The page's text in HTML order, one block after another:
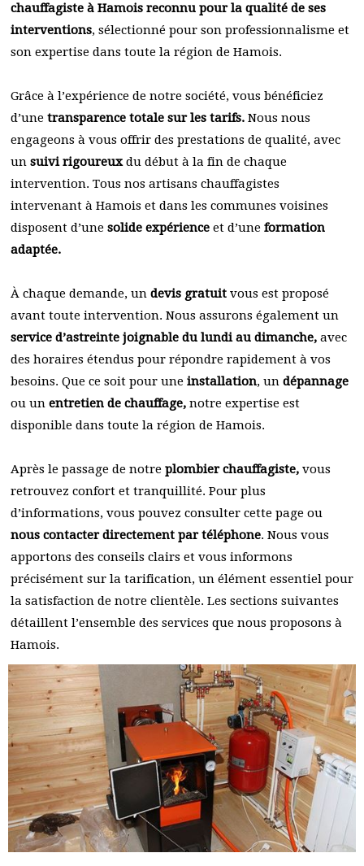
chauffagiste à Hamois reconnu pour la qualité de ses
interventions, sélectionné pour son professionnalisme et
son expertise dans toute la région de Hamois.
Grâce à l’expérience de notre société, vous bénéficiez
d’une transparence totale sur les tarifs. Nous nous
engageons à vous offrir des prestations de qualité, avec
un suivi rigoureuxdu début à la fin de chaque
intervention. Tous nos artisans chauffagistes
intervenant à Hamois et dans les communes voisines
disposent d’une solide expérience et d’une formation
adaptée.
À chaque demande, un devis gratuit vous est proposé
avant toute intervention. Nous assurons également un
service d’astreinte joignable du lundi au dimanche, avec
des horaires étendus pour répondre rapidement à vos
besoins. Que ce soit pour une installation, un dépannage
ou un entretien de chauffage, notre expertise est
disponible dans toute la région de Hamois.
Après le passage de notre plombier chauffagiste, vous
retrouvez confort et tranquillité. Pour plus
d’informations, vous pouvez consulter cette page ou
nous contacter directement par téléphone. Nous vous
apportons des conseils clairs et vous informons
précisément sur la tarification, un élément essentiel pour
la satisfaction de notre clientèle. Les sections suivantes
détaillent l’ensemble des services que nous proposons à
Hamois.